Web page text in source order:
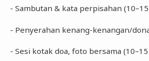
- Sambutan & kata perpisahan
- Penyerahan kenang-kenangan/
- Sesi kotak doa, foto bersama